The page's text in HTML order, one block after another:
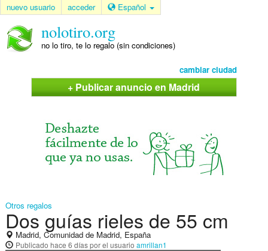
nuevo usuario acceder Español
nolotiro.org
no lo tiro, te lo regalo (sin condiciones)
cambiar ciudad
+ Publicar anuncio en Madrid
Otros regalos
Dos guías rieles de 55 cm
Madrid, Comunidad de Madrid, España
Publicado hace 6 díaspor el usuario amrillan1